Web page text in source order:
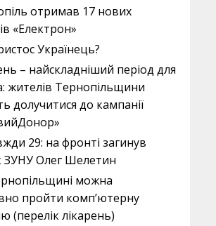
отримав 17 нових
«Електрон»
Українець?
– найскладніший період для
жителів Тернопільщини
долучитися до кампанії
29: на фронті загинув
ЗУНУ Олег Шелетин
можна
пройти комп’ютерну
(перелік лікарень)